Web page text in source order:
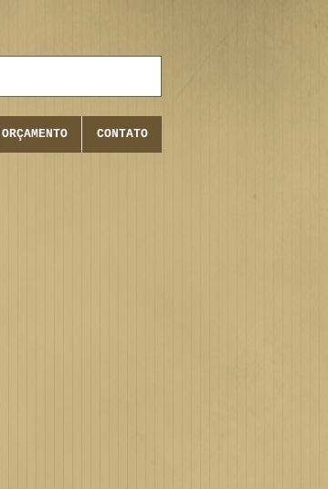
ORÇAMENTO CONTATO